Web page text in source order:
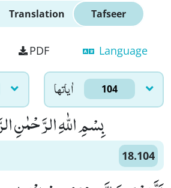
Translation Tafseer
PDF Language
اٰياتها 104
بِسْمِ اللّٰهِ الرَّحْمٰنِ
18.104